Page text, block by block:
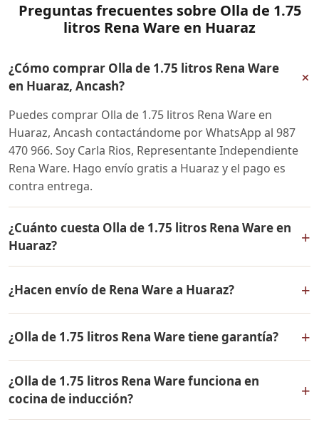
Preguntas frecuentes sobre Olla de 1.75
litros Rena Ware en Huaraz
¿Cómo comprar Olla de 1.75 litros Rena Ware
en Huaraz, Ancash?
+
Puedes comprar Olla de 1.75 litros Rena Ware en
Huaraz, Ancash contactándome por WhatsApp al 987
470 966. Soy Carla Rios, Representante Independiente
Rena Ware. Hago envío gratis a Huaraz y el pago es
contra entrega.
¿Cuánto cuesta Olla de 1.75 litros Rena Ware en
Huaraz?
+
en todo el Perú. Contáctame por WhatsApp para
conocer el precio actual, promociones disponibles y
facilidades de pago en cuotas desde el 10% de inicial.
¿Hacen envío de Rena Ware a Huaraz? +
Ware a Huaraz, Ancash y a todo el Perú. El pago es
contra entrega.
¿Olla de 1.75 litros Rena Ware tiene garantía? +
vida contra defectos de fabricación. Todos los
productos Rena Ware están fabricados en acero
inoxidable quirúrgico 18/10 de la más alta calidad.
¿Olla de 1.75 litros Rena Ware funciona en
cocina de inducción?
+